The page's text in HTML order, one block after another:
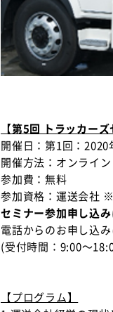
【第5回 トラッカー
開催日：第1回：
開催方法：オンライ
参加費：無料
参加資格：運送会社
セミナー参加申し込み
電話からのお申し込
(受付時間：9:00〜
【プログラム】